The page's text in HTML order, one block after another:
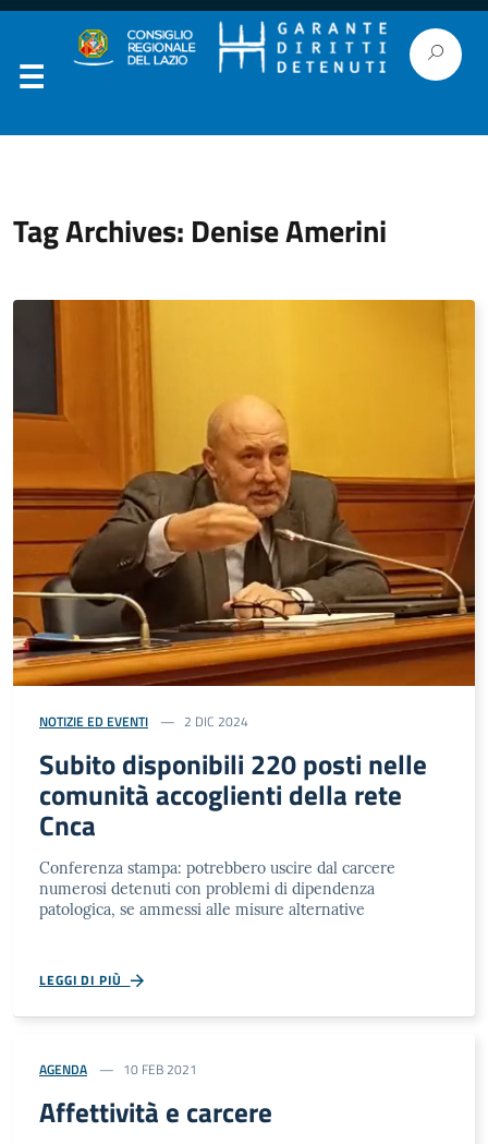
Tag Archives: Denise Amerini
NOTIZIE ED EVENTI 2 DIC 2024
Subito disponibili 220 posti nelle
comunità accoglienti della rete
Cnca
Conferenza stampa: potrebbero uscire dal carcere
numerosi detenuti con problemi di dipendenza
patologica, se ammessi alle misure alternative
LEGGI DI PIÙ
AGENDA 10 FEB 2021
Affettività e carcere